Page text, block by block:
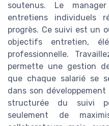
soutenus. Le
entretiens individuels
progrès. Ce suivi est un
objectifs entretien,
professionnelle.
permette une gestion
que chaque salarié se
dans son
structurée du suivi
seulement de